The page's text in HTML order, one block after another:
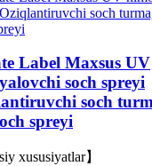
Label Maxsus UV
soch spreyi
soch
spreyi
xususiyatlar】